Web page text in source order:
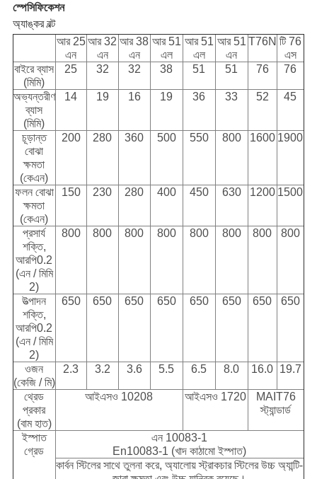
স্পেসিফিকেশন
অ্যাঙ্কর বল্ট
আর 25
এন
আর 32
এন
আর 38
এন
আর 51
এল
আর 51
এল
আর 51
এন
T76N টি 76
এস
বাইরে ব্যাস
(মিমি)
25 32 32 38 51 51 76 76
অভ্যন্তরীণ
ব্যাস
(মিমি)
14 19 16 19 36 33 52 45
চূড়ান্ত
বোঝা
ক্ষমতা
(কেএন)
200 280 360 500 550 800 1600 1900
ফলন বোঝা
ক্ষমতা
(কেএন)
150 230 280 400 450 630 1200 1500
প্রসার্য
শক্তি,
আরপি0.2
(এন / মিমি
2)
800 800 800 800 800 800 800 800
উত্পাদন
শক্তি,
আরপি0.2
(এন / মিমি
2)
650 650 650 650 650 650 650 650
ওজন
(কেজি / মি)
2.3 3.2 3.6 5.5 6.5 8.0 16.0 19.7
থ্রেড
প্রকার
(বাম হাত)
আইএসও 10208 আইএসও 1720
MAIT76
স্ট্যান্ডার্ড
ইস্পাত
গ্রেড
এন 10083-1
En10083-1 (খাদ কাঠামো ইস্পাত)
কার্বন স্টিলের সাথে তুলনা করে, অ্যালোয় স্ট্রাকচার স্টিলের উচ্চ অ্যান্টি-